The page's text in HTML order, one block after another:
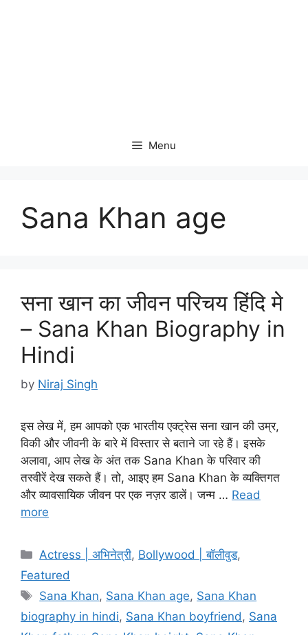
Menu
Sana Khan age
सना खान का जीवन परिचय हिंदि मे
– Sana Khan Biography in
Hindi
by Niraj Singh
इस लेख में, हम आपको एक भारतीय एक्ट्रेस सना खान की उम्र,
विकी और जीवनी के बारे में विस्तार से बताने जा रहे हैं। इसके
अलावा, आप लेख के अंत तक Sana Khan के परिवार की
तस्वीरें देख सकते हैं। तो, आइए हम Sana Khan के व्यक्तिगत
और व्यावसायिक जीवन पर एक नज़र डालें। जन्म … Read
more
Categories
Actress | अभिनेत्री, Bollywood | बॉलीवुड,
Featured
Tags
Sana Khan, Sana Khan age, Sana Khan
biography in hindi, Sana Khan boyfriend, Sana